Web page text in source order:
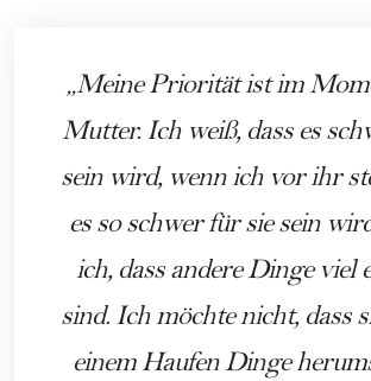
Meine Priorität ist im
Mutter. Ich weiß, dass es
sein wird, wenn ich vor ihr
es so schwer für sie sein
ich, dass andere Dinge viel
sind. Ich möchte nicht, dass
einem Haufen Dinge